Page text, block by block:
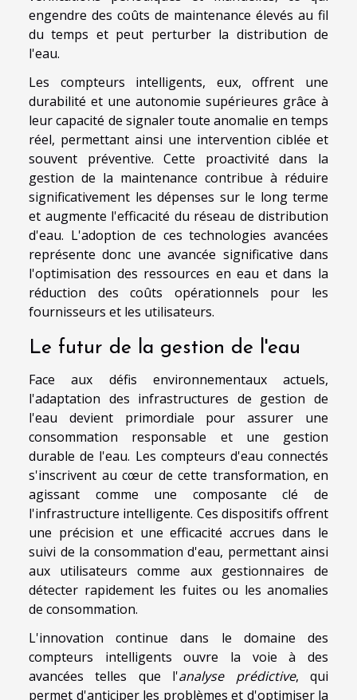
engendre des coûts de maintenance élevés au fil
du temps et peut perturber la distribution de
l'eau.
Les compteurs intelligents, eux, offrent une
durabilité et une autonomie supérieures grâce à
leur capacité de signaler toute anomalie en temps
réel, permettant ainsi une intervention ciblée et
souvent préventive. Cette proactivité dans la
gestion de la maintenance contribue à réduire
significativement les dépenses sur le long terme
et augmente l'efficacité du réseau de distribution
d'eau. L'adoption de ces technologies avancées
représente donc une avancée significative dans
l'optimisation des ressources en eau et dans la
réduction des coûts opérationnels pour les
fournisseurs et les utilisateurs.
Le futur de la gestion de l'eau
Face aux défis environnementaux actuels,
l'adaptation des infrastructures de gestion de
l'eau devient primordiale pour assurer une
consommation responsable et une gestion
durable de l'eau. Les compteurs d'eau connectés
s'inscrivent au cœur de cette transformation, en
agissant comme une composante clé de
l'infrastructure intelligente. Ces dispositifs offrent
une précision et une efficacité accrues dans le
suivi de la consommation d'eau, permettant ainsi
aux utilisateurs comme aux gestionnaires de
détecter rapidement les fuites ou les anomalies
de consommation.
L'innovation continue dans le domaine des
compteurs intelligents ouvre la voie à des
avancées telles que l'analyse prédictive, qui
permet d'anticiper les problèmes et d'optimiser la